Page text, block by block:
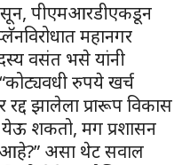
पीएमआरडीएकडून
महानगर
वसंत भसे यांनी
रुपये खर्च
झालेला प्रारूप विकास
शकतो, मग प्रशासन
आहे?” असा थेट सवाल